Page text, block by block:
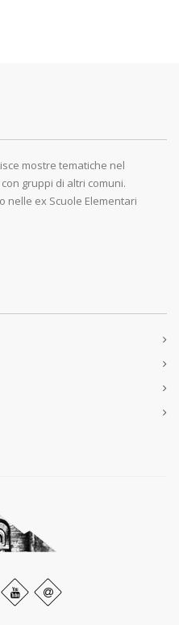
mostre tematiche nel
gruppi di altri comuni.
nelle ex Scuole Elementari